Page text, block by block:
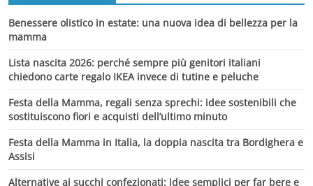
Benessere olistico in estate: una nuova idea di bellezza per la
mamma
Lista nascita 2026: perché sempre più genitori italiani
chiedono carte regalo IKEA invece di tutine e peluche
Festa della Mamma, regali senza sprechi: idee sostenibili che
sostituiscono fiori e acquisti dell’ultimo minuto
Festa della Mamma in Italia, la doppia nascita tra Bordighera e
Assisi
Alternative ai succhi confezionati: idee semplici per far bere e